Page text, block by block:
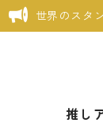
世界のスタ
推し